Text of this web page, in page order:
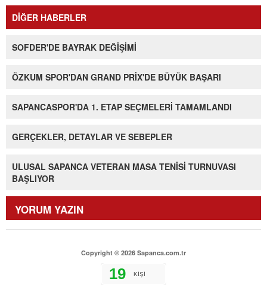
DİĞER HABERLER
SOFDER'DE BAYRAK DEĞİŞİMİ
ÖZKUM SPOR'DAN GRAND PRİX'DE BÜYÜK BAŞARI
SAPANCASPOR'DA 1. ETAP SEÇMELERİ TAMAMLANDI
GERÇEKLER, DETAYLAR VE SEBEPLER
ULUSAL SAPANCA VETERAN MASA TENİSİ TURNUVASI
BAŞLIYOR
YORUM YAZIN
Copyright © 2026 Sapanca.com.tr